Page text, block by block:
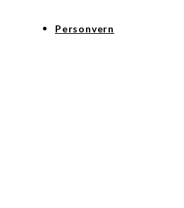
Personvern